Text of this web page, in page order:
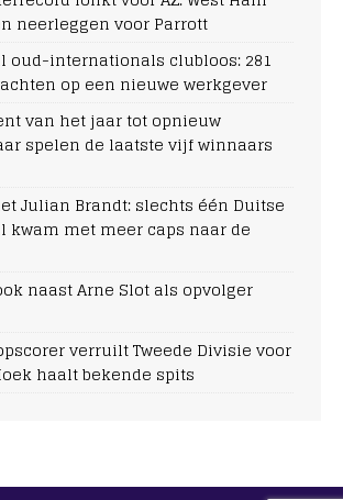
neerleggen voor Parrott
oud-internationals clubloos: 281
op een nieuwe werkgever
van het jaar tot opnieuw
spelen de laatste vijf winnaars
Julian Brandt: slechts één Duitse
met meer caps naar de
naast Arne Slot als opvolger
verruilt Tweede Divisie voor
haalt bekende spits